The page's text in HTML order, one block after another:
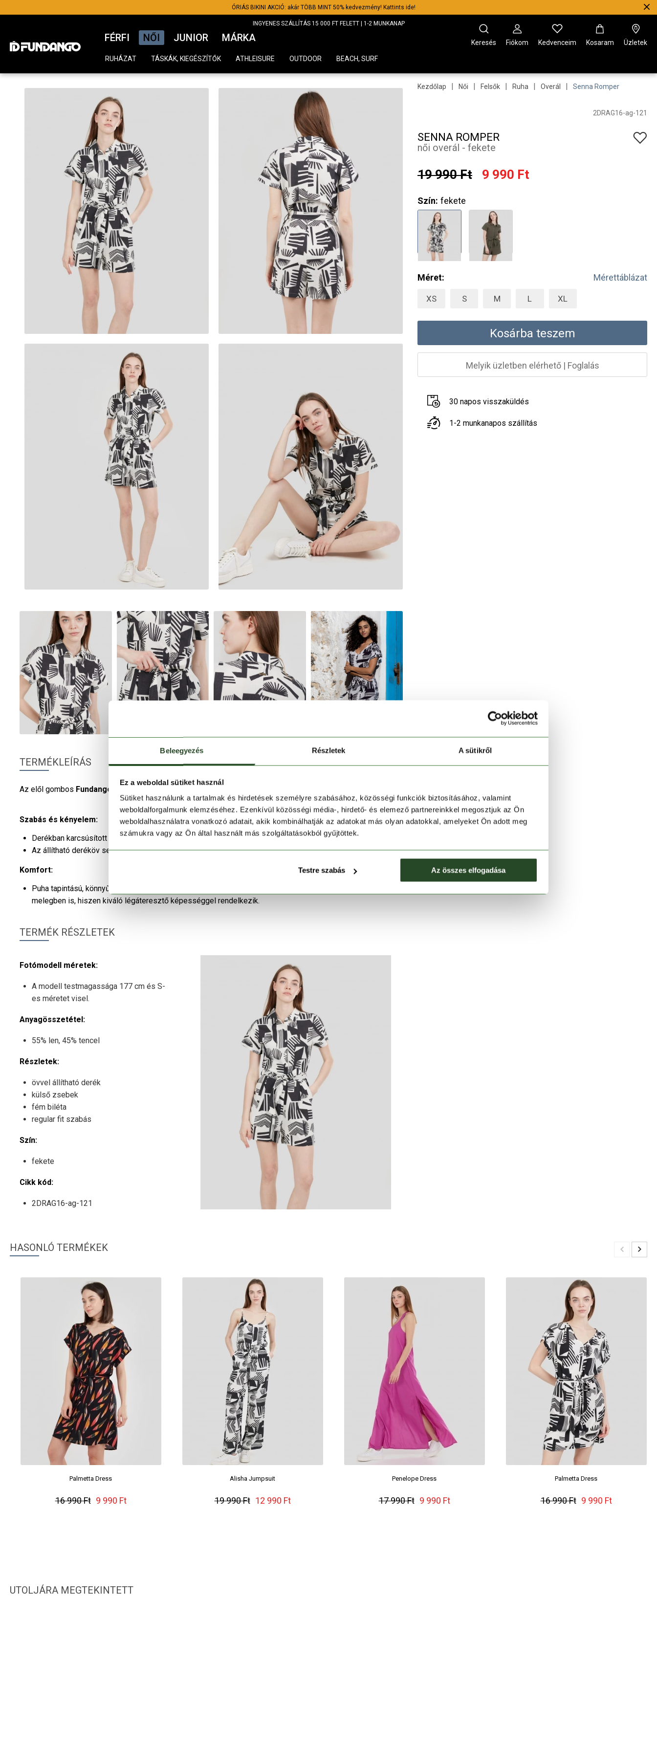
Beleegyezés Részletek A sütikről
Ez a weboldal sütiket használ
Sütiket használunk a tartalmak és hirdetések személyre szabásához, közösségi funkciók biztosításához, valamint
weboldalforgalmunk elemzéséhez. Ezenkívül közösségi média-, hirdető- és elemező partnereinkkel megosztjuk az Ön
weboldalhasználatra vonatkozó adatait, akik kombinálhatják az adatokat más olyan adatokkal, amelyeket Ön adott meg
számukra vagy az Ön által használt más szolgáltatásokból gyűjtöttek.
Testre szabás Az összes elfogadása
ÓRIÁS BIKINI AKCIÓ: akár TÖBB MINT 50% kedvezmény! Kattints ide!
INGYENES SZÁLLÍTÁS 15 000 FT FELETT | 1-2 MUNKANAP
FÉRFI NŐI JUNIOR MÁRKA
RUHÁZAT TÁSKÁK, KIEGÉSZÍTŐK ATHLEISURE OUTDOOR BEACH, SURF
Keresés Fiókom Kedvenceim Kosaram Üzletek
TERMÉKLEÍRÁS
Az elől gombos Fundango
Szabás és kényelem:
Derékban karcsúsított Regular Fit szabása minden típusú alkaton hihetetlenül nőiesen mutat.
Az állítható deréköv segítségével teljesen személyre szabhatod az overált.
Komfort:
Puha tapintású, könnyű, jól szellőző lenvászon anyaga kellemes viseletet biztosít a legforróbb nyári
melegben is, hiszen kiváló légáteresztő képességgel rendelkezik.
TERMÉK RÉSZLETEK
Fotómodell méretek:
A modell testmagassága 177 cm és S-
es méretet visel.
Anyagösszetétel:
55% len, 45% tencel
Részletek:
övvel állítható derék
külső zsebek
fém biléta
regular fit szabás
Szín:
fekete
Cikk kód:
2DRAG16-ag-121
Kezdőlap | Női | Felsők | Ruha | Overál | Senna Romper
2DRAG16-ag-121
SENNA ROMPER
női overál - fekete
19 990 Ft 9 990 Ft
Szín: fekete
Méret: Mérettáblázat
XS S M L XL
Kosárba teszem
Melyik üzletben elérhető| Foglalás
30 napos visszaküldés
1-2 munkanapos szállítás
HASONLÓ TERMÉKEK
Palmetta Dress
16 990 Ft 9 990 Ft
Alisha Jumpsuit
19 990 Ft 12 990 Ft
Penelope Dress
17 990 Ft 9 990 Ft
Palmetta Dress
16 990 Ft 9 990 Ft
UTOLJÁRA MEGTEKINTETT